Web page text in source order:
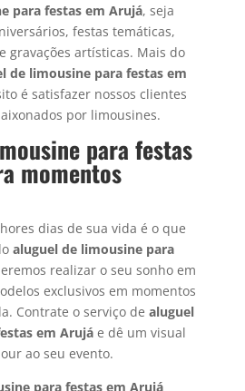
para festas em Arujá, seja
festas temáticas,
gravações artísticas. Mais do
de limousine para festas em
é satisfazer nossos clientes
por limousines.
para festas
momentos
dias de sua vida é o que
aluguel de limousine para
realizar o seu sonho em
exclusivos em momentos
Contrate o serviço de aluguel
em Arujáe dê um visual
ao seu evento.
para festas em Arujá